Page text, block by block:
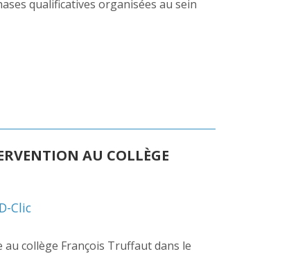
qualificatives organisées au sein
AU COLLÈGE
D-Clic
au collège François Truffaut dans le